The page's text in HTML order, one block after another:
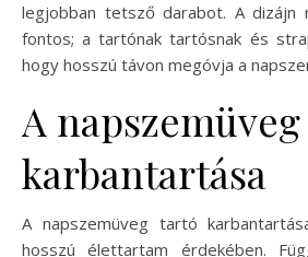
legjobban tetsző darabot. A dizájn
fontos; a tartónak tartósnak és
hogy hosszú távon megóvja a
A
karbantartása
A napszemüveg tartó
hosszú élettartam érdekében.